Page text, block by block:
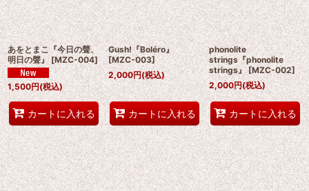
絞り込む
あをとまこ『今日の聲、
明日の聲』 [MZC-004]
1,500円(税込)
カートに入れる
Gush!『Boléro』
[MZC-003]
2,000円(税込)
カートに入れる
phonolite
strings『phonolite
strings』 [MZC-002]
2,000円(税込)
カートに入れる